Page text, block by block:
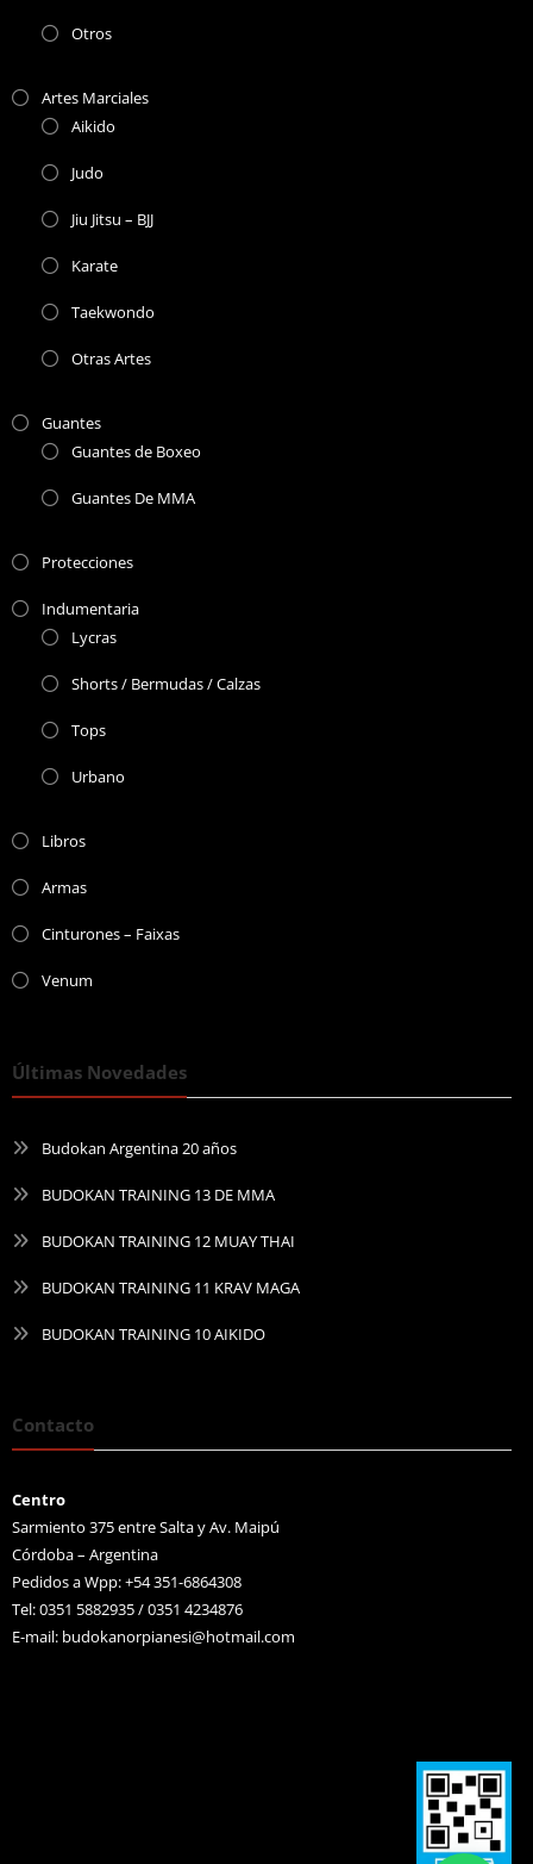
Otros
Artes Marciales
Aikido
Judo
Jiu Jitsu – BJJ
Karate
Taekwondo
Otras Artes
Guantes
Guantes de Boxeo
Guantes De MMA
Protecciones
Indumentaria
Lycras
Shorts / Bermudas / Calzas
Tops
Urbano
Libros
Armas
Cinturones – Faixas
Venum
Últimas Novedades
Budokan Argentina 20 años
BUDOKAN TRAINING 13 DE MMA
BUDOKAN TRAINING 12 MUAY THAI
BUDOKAN TRAINING 11 KRAV MAGA
BUDOKAN TRAINING 10 AIKIDO
Contacto
Centro
Sarmiento 375 entre Salta y Av. Maipú
Córdoba – Argentina
Pedidos a Wpp: +54 351-6864308
Tel: 0351 5882935 / 0351 4234876
E-mail: budokanorpianesi@hotmail.com